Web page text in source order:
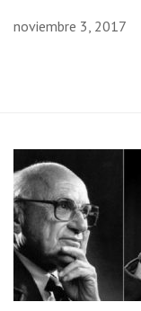
noviembre 3, 2017